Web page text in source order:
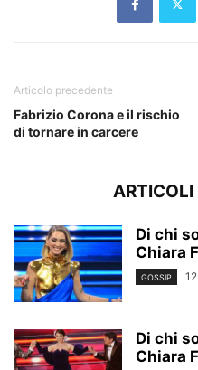
Articolo precedente
Fabrizio Corona e il rischio
di tornare in carcere
ARTICOLI
Di chi
Chiara
GOSSIP
Di chi
Chiara